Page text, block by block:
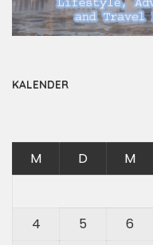
KALENDER
M D M
4
5 6